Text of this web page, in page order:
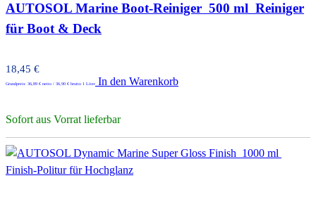
AUTOSOL Marine Boot-Reiniger  500 ml  Reiniger
für Boot & Deck
18,45 €
Grundpreis: 36,89 € netto / 36,90 € brutto 1 Liter In den Warenkorb
Sofort aus Vorrat lieferbar